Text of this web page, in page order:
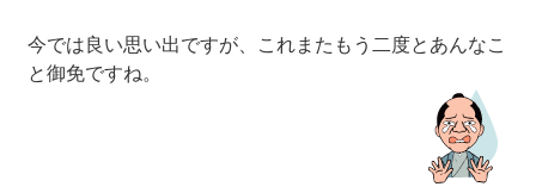
今では良い思い出ですが、これまたもう二度とあんなこ
と御免ですね。